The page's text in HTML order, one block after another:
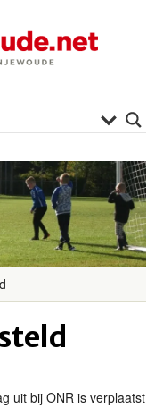
uit bij ONR is verplaatst